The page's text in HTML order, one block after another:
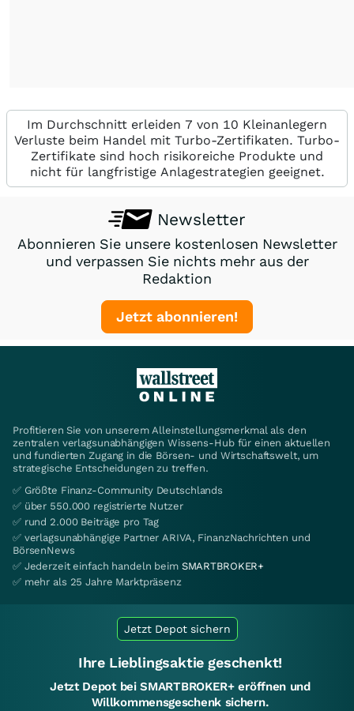
Im Durchschnitt erleiden 7 von 10 Kleinanlegern
Verluste beim Handel mit Turbo-Zertifikaten. Turbo-
Zertifikate sind hoch risikoreiche Produkte und
nicht für langfristige Anlagestrategien geeignet.
Newsletter
Abonnieren Sie unsere kostenlosen Newsletter
und verpassen Sie nichts mehr aus der
Redaktion
Jetzt abonnieren!
Profitieren Sie von unserem Alleinstellungsmerkmal als den
zentralen verlagsunabhängigen Wissens-Hub für einen aktuellen
und fundierten Zugang in die Börsen- und Wirtschaftswelt, um
strategische Entscheidungen zu treffen.
✅ Größte Finanz-Community Deutschlands
✅ über 550.000 registrierte Nutzer
✅ rund 2.000 Beiträge pro Tag
✅ verlagsunabhängige Partner ARIVA, FinanzNachrichten und
BörsenNews
✅ Jederzeit einfach handeln beim SMARTBROKER+
✅ mehr als 25 Jahre Marktpräsenz
Jetzt Depot sichern
Ihre Lieblingsaktie geschenkt!
Jetzt Depot bei SMARTBROKER+ eröffnen und
Willkommensgeschenk sichern.